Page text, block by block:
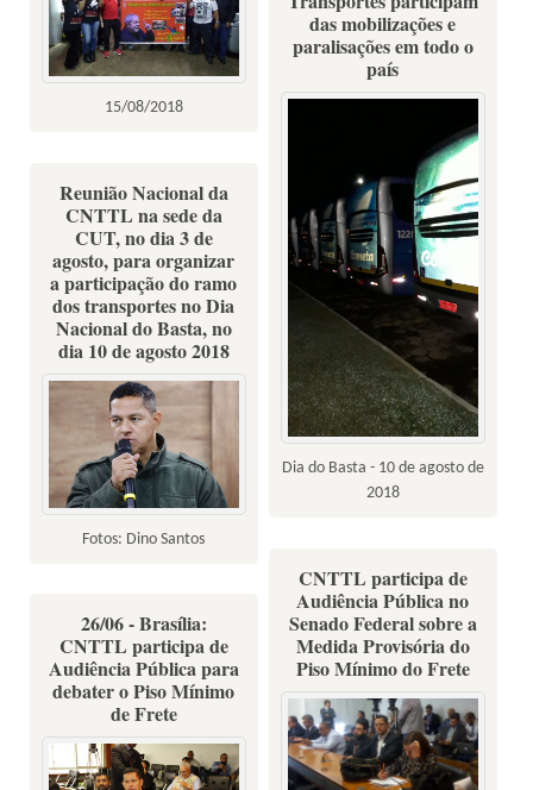
15/08/2018
das mobilizações e
paralisações em todo o
país
Dia do Basta - 10 de agosto de
2018
Reunião Nacional da
CNTTL na sede da
CUT, no dia 3 de
agosto, para organizar
a participação do ramo
dos transportes no Dia
Nacional do Basta, no
dia 10 de agosto 2018
Fotos: Dino Santos
CNTTL participa de
Audiência Pública no
Senado Federal sobre a
Medida Provisória do
Piso Mínimo do Frete
26/06 - Brasília:
CNTTL participa de
Audiência Pública para
debater o Piso Mínimo
de Frete